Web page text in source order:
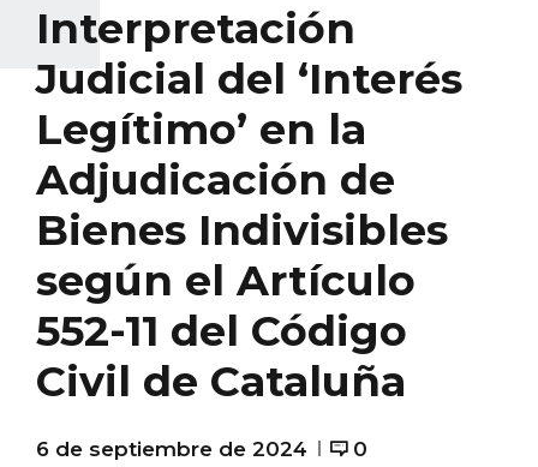
Interpretación
Judicial del ‘Interés
Legítimo’ en la
Adjudicación de
Bienes Indivisibles
según el Artículo
552-11 del Código
Civil de Cataluña
6 de septiembre de 2024 0